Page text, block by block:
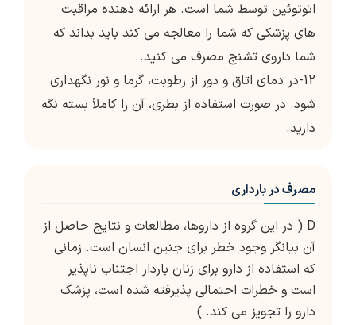
اتوتوئین توسط شما است. هر ارائه دهنده مراقبت
های پزشکی که شما را معالجه می کند باید بداند که
شما داروی تشنج مصرف می کنید.
12-در دمای اتاق و دور از رطوبت، گرما و نور نگهداری
شود. در صورت استفاده از بطری، آن را کاملاً بسته نگه
دارید.
مصرف در بارداری
D ( در این گروه از داروها، مطالعات و نتایج حاصل از
آن بیانگر وجود خطر برای جنین انسان است. زمانی
که استفاده از دارو برای زنان باردار اجتناب ناپذیر
است و خطرات احتمالی پذیرفته شده است، پزشک
دارو را تجویز می کند. )